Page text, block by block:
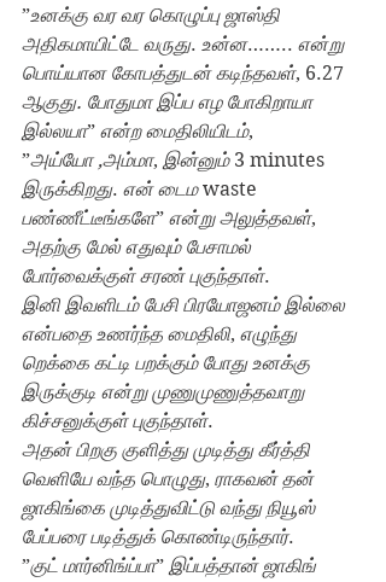
”உனக்கு வர வர கொழுப்பு ஜாஸ்தி
அதிகமாயிட்டே வருது. உன்ன…….. என்று
பொய்யான கோபத்துடன் கடிந்தவள், 6.27
ஆகுது. போதுமா இப்ப எழ போகிறாயா
இல்லயா” என்ற மைதிலியிடம்,
”அய்யோ ,அம்மா, இன்னும் 3 minutes
இருக்கிறது. என் டைம waste
பண்ணீட்டீங்களே” என்று அலுத்தவள்,
அதற்கு மேல் எதுவும் பேசாமல்
போர்வைக்குள் சரண் புகுந்தாள்.
இனி இவளிடம் பேசி பிரயோஜனம் இல்லை
என்பதை உணர்ந்த மைதிலி, எழுந்து
றெக்கை கட்டி பறக்கும் போது உனக்கு
இருக்குடி என்று முணுமுணுத்தவாறு
கிச்சனுக்குள் புகுந்தாள்.
அதன் பிறகு குளித்து முடித்து கீர்த்தி
வெளியே வந்த பொழுது, ராகவன் தன்
ஜாகிங்கை முடித்துவிட்டு வந்து நியூஸ்
பேப்பரை படித்துக் கொண்டிருந்தார்.
”குட் மார்னிங்ப்பா” இப்பத்தான் ஜாகிங்